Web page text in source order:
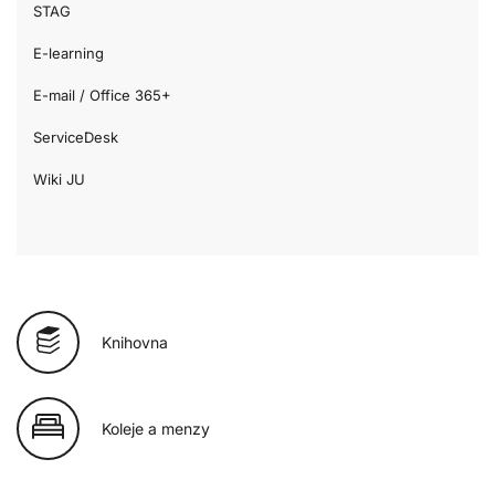
STAG
E-learning
E-mail / Office 365+
ServiceDesk
Wiki JU
Knihovna
Koleje a menzy